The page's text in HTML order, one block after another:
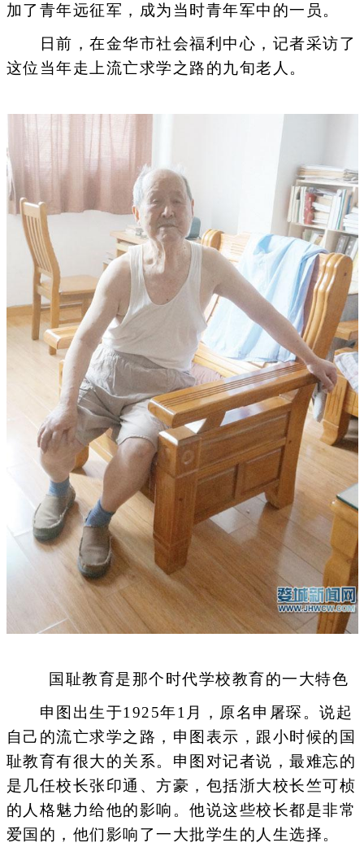
加了青年远征军，成为当时青年军中的一员。
日前，在金华市社会福利中心，记者采访了
这位当年走上流亡求学之路的九旬老人。
国耻教育是那个时代学校教育的一大特色
申图出生于1925年1月，原名申屠琛。说起
自己的流亡求学之路，申图表示，跟小时候的国
耻教育有很大的关系。申图对记者说，最难忘的
是几任校长张印通、方豪，包括浙大校长竺可桢
的人格魅力给他的影响。他说这些校长都是非常
爱国的，他们影响了一大批学生的人生选择。